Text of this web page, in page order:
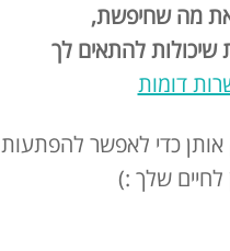
את מה שחיפשת,
שיכולות להתאים לך
דומות
אותן כדי לאפשר להפתעות
לחיים שלך :)